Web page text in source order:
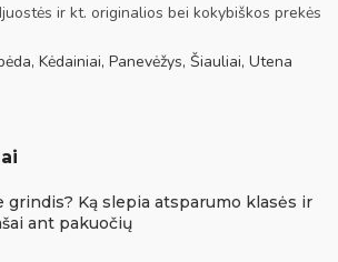
ir kt. originalios bei kokybiškos prekės
Kėdainiai, Panevėžys, Šiauliai, Utena
grindis? Ką slepia atsparumo klasės ir
ant pakuočių